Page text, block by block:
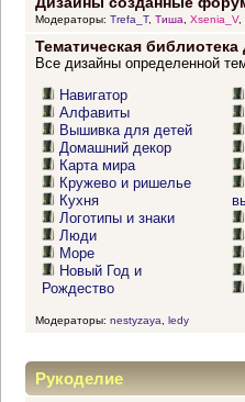
Модераторы: Trefa_T, Тиша, Xsenia_V,
Тематическая библиотека
Все дизайны определенной
Навигатор
Алфавиты
Вышивка для детей
Домашний декор
Карта мира
Кружево и ришелье
Кухня
Логотипы и знаки
Люди
Море
Новый Год и
Рождество
Модераторы: nestyzaya ledy
Рукоделие